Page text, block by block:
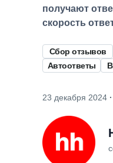
получают
скорость
23 декабря 2024 ·
Сбор отзывов
Автоответы